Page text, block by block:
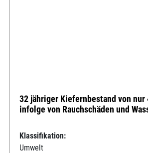
32 jähriger Kiefernbestand von nur
infolge von Rauchschäden und
Klassifikation:
Umwelt